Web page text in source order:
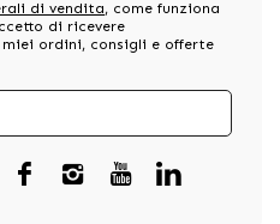
di vendita, come funziona
di ricevere
ordini, consigli e offerte